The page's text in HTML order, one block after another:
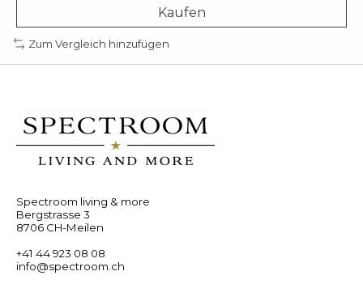
Kaufen
Zum Vergleich hinzufügen
Spectroom living & more
Bergstrasse 3
8706 CH-Meilen
+41 44 923 08 08
info@spectroom.ch